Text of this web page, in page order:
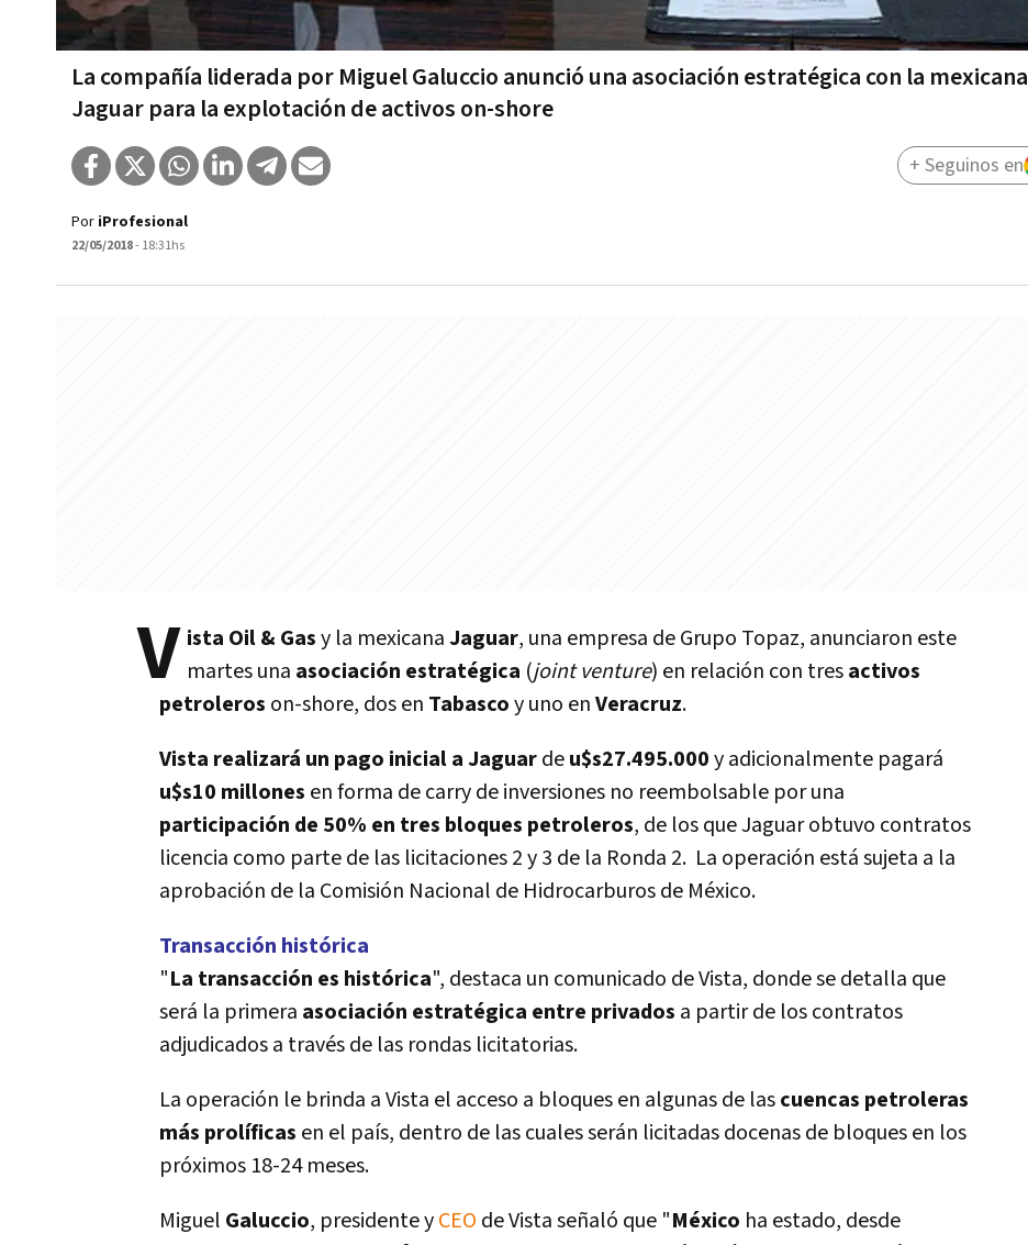
La compañía liderada por Miguel Galuccio anunció una asociación estratégica con la mexicana
Jaguar para la explotación de activos on-shore
Por iProfesional
22/05/2018- 18:31hs
+ Seguinos en
V ista Oil & Gasy la mexicanaJaguar, una empresa de Grupo Topaz, anunciaron este
martes una asociación estratégica (joint venture) en relación con tresactivos
petroleros on-shore, dos en Tabascoy uno enVeracruz.
Vista realizará un pago inicial a Jaguardeu$s27.495.000y adicionalmente pagará
u$s10 millones en forma de carry de inversiones no reembolsable por una
participación de 50% en tres bloques petroleros, de los que Jaguar obtuvo contratos
licencia como parte de las licitaciones 2 y 3 de la Ronda 2. La operación está sujeta a la
aprobación de la Comisión Nacional de Hidrocarburos de México.
Transacción histórica
"La transacción es histórica", destaca un comunicado de Vista, donde se detalla que
será la primera asociación estratégica entre privados a partir de los contratos
adjudicados a través de las rondas licitatorias.
La operación le brinda a Vista el acceso a bloques en algunas de lascuencas petroleras
más prolí­ficas en el paí­s, dentro de las cuales serán licitadas docenas de bloques en los
próximos 18-24 meses.
Miguel Galuccio, presidente yCEO de Vista señaló que "México ha estado, desde